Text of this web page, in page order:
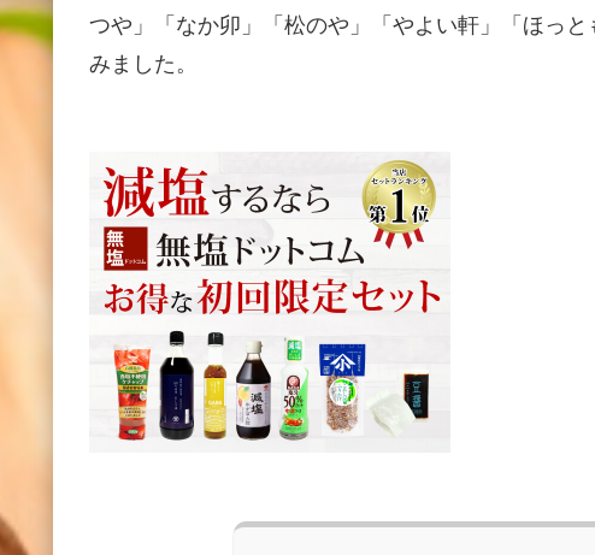
つや」「なか卯」「松のや」「やよい軒」「ほっ
みました。